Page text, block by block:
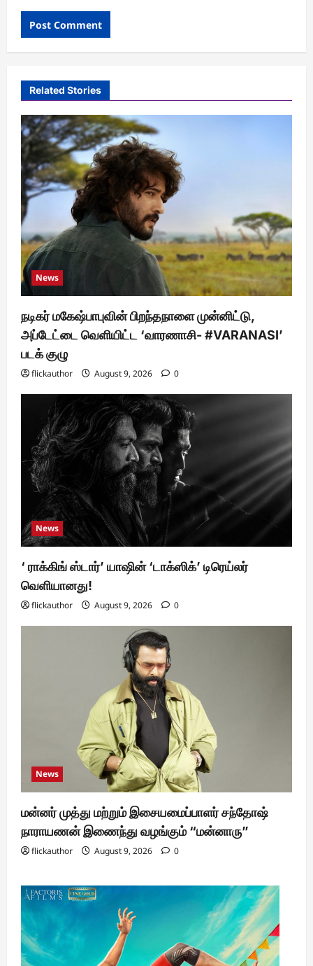
Related Stories
News
நடிகர் மகேஷ்பாபுவின் பிறந்தநாளை முன்னிட்டு,
அப்டேட்டை வெளியிட்ட ‘வாரணாசி- #VARANASI’
படக் குழு
flickauthor August 9, 2026 0
News
‘ ராக்கிங் ஸ்டார்’ யாஷின் ‘டாக்ஸிக்’ டிரெய்லர்
வெளியானது!
flickauthor August 9, 2026 0
News
மன்னர் முத்து மற்றும் இசையமைப்பாளர் சந்தோஷ்
நாராயணன் இணைந்து வழங்கும் “மன்னாரு”
flickauthor August 9, 2026 0